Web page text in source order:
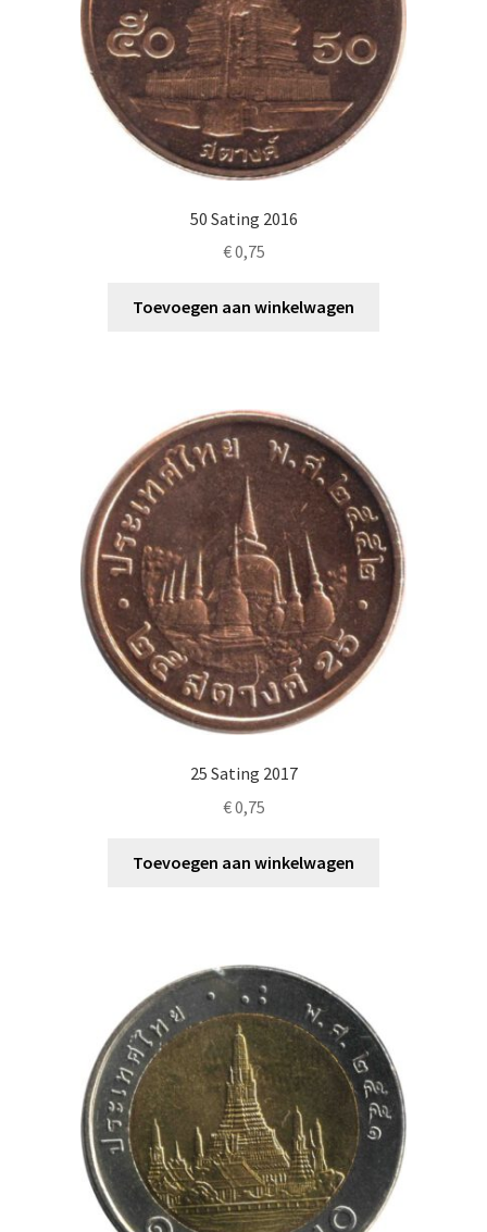
50 Sating 2016
€0,75
Toevoegen aan winkelwagen
25 Sating 2017
€0,75
Toevoegen aan winkelwagen